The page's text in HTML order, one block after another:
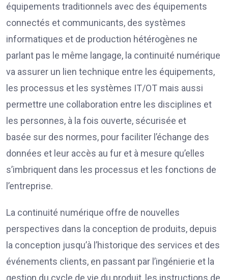
équipements traditionnels avec des équipements
connectés et communicants, des systèmes
informatiques et de production hétérogènes ne
parlant pas le même langage, la continuité numérique
va assurer un lien technique entre les équipements,
les processus et les systèmes IT/OT mais aussi
permettre une collaboration entre les disciplines et
les personnes, à la fois ouverte, sécurisée et
basée sur des normes, pour faciliter l’échange des
données et leur accès au fur et à mesure qu’elles
s’imbriquent dans les processus et les fonctions de
l’entreprise.
La continuité numérique offre de nouvelles
perspectives dans la conception de produits, depuis
la conception jusqu’à l’historique des services et des
événements clients, en passant par l’ingénierie et la
gestion du cycle de vie du produit, les instructions de